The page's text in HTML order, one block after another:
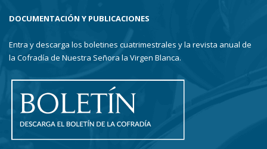
DOCUMENTACIÓN Y PUBLICACIONES
Entra y descarga los boletines cuatrimestrales y la revista anual de
la Cofradía de Nuestra Señora la Virgen Blanca.